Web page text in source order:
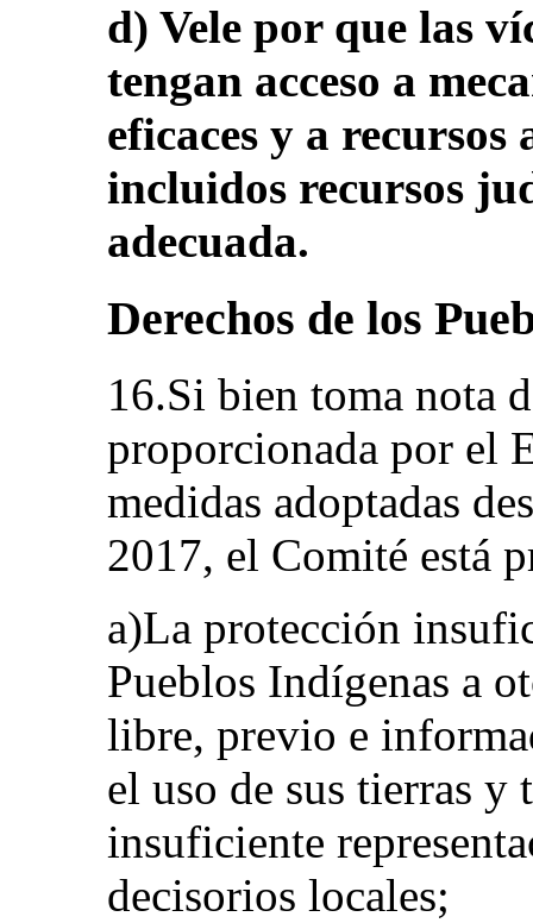
d) Vele por que las
tengan acceso a
eficaces y a recursos
incluidos recursos
adecuada.
Derechos de los
16.Si bien toma nota
proporcionada por el
medidas adoptadas
2017, el Comité está
a)La protección
Pueblos Indígenas a
libre, previo e
el uso de sus tierras
insuficiente
decisorios locales;